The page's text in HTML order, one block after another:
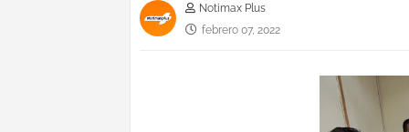
Notimax Plus
febrero 07, 2022